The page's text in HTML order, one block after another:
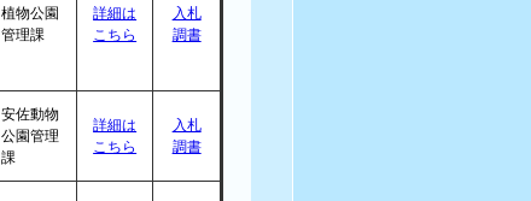
植物公園
管理課
詳細は
こちら
入札
調書
安佐動物
公園管理
課
詳細は
こちら
入札
調書